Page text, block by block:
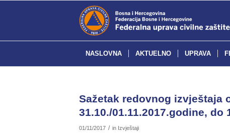
NASLOVNA AKTUELNO UPRAVA
Sažetak redovnog izvještaja
31.10./01.11.2017.godine, do
01/11/2017 / in Izvještaji